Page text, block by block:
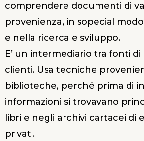
comprendere documenti di
provenienza, in sopecial
e nella ricerca e sviluppo.
E’ un intermediario tra fonti
clienti. Usa tecniche
biblioteche, perché prima di
informazioni si trovavano
libri e negli archivi cartacei di
privati.